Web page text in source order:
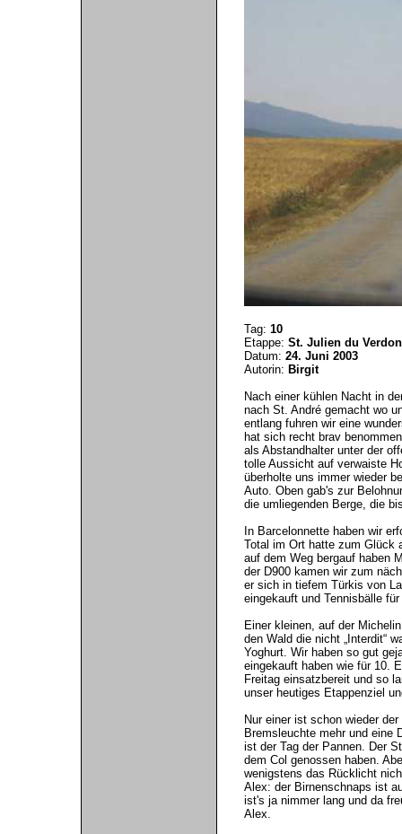
Tag: 10
Etappe: St. Julien du
Datum: 24. Juni 2003
Autorin: Birgit
Nach einer kühlen Nacht in
nach St. André gemacht wo
entlang fuhren wir eine
hat sich recht brav
als Abstandhalter unter der
tolle Aussicht auf verwaiste
überholte uns immer wieder
Auto. Oben gab's zur
die umliegenden Berge, die
In Barcelonnette haben wir
Total im Ort hatte zum Glück
auf dem Weg bergauf haben
der D900 kamen wir zum
er sich in tiefem Türkis von
eingekauft und Tennisbälle
Einer kleinen, auf der
den Wald die nicht „Interdit“
Yoghurt. Wir haben so gut
eingekauft haben wie für 10.
Freitag einsatzbereit und so
unser heutiges Etappenziel
Nur einer ist schon wieder
Bremsleuchte mehr und eine
ist der Tag der Pannen. Der
dem Col genossen haben.
wenigstens das Rücklicht
Alex: der Birnenschnaps ist
ist's ja nimmer lang und da
Alex.